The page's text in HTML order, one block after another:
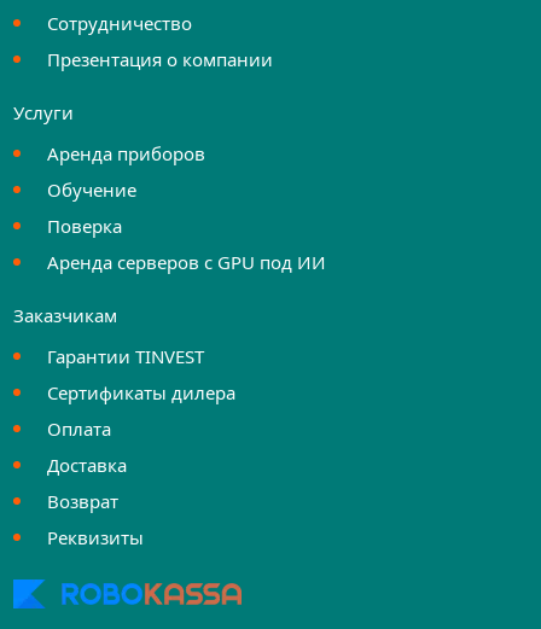
Сотрудничество
Презентация о компании
Услуги
Аренда приборов
Обучение
Поверка
Аренда серверов с GPU под ИИ
Заказчикам
Гарантии TINVEST
Сертификаты дилера
Оплата
Доставка
Возврат
Реквизиты